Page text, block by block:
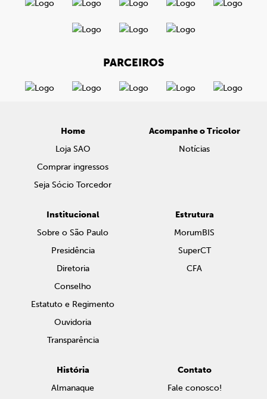
PARCEIROS
Home
Loja SAO
Comprar ingressos
Seja Sócio Torcedor
Acompanhe o Tricolor
Notícias
Institucional
Sobre o São Paulo
Presidência
Diretoria
Conselho
Estatuto e Regimento
Ouvidoria
Transparência
Estrutura
MorumBIS
SuperCT
CFA
História
Almanaque
Contato
Fale conosco!